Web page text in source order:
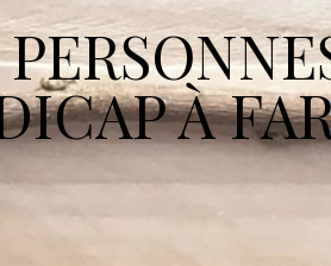
À